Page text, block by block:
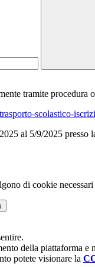
tramite
scolastico-
al 5/9/2025
di cookie
della piattaforma e
potete visionare la